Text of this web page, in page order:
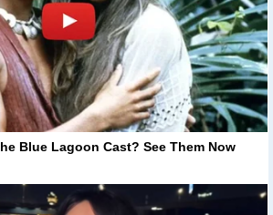
Blue Lagoon Cast? See Them Now